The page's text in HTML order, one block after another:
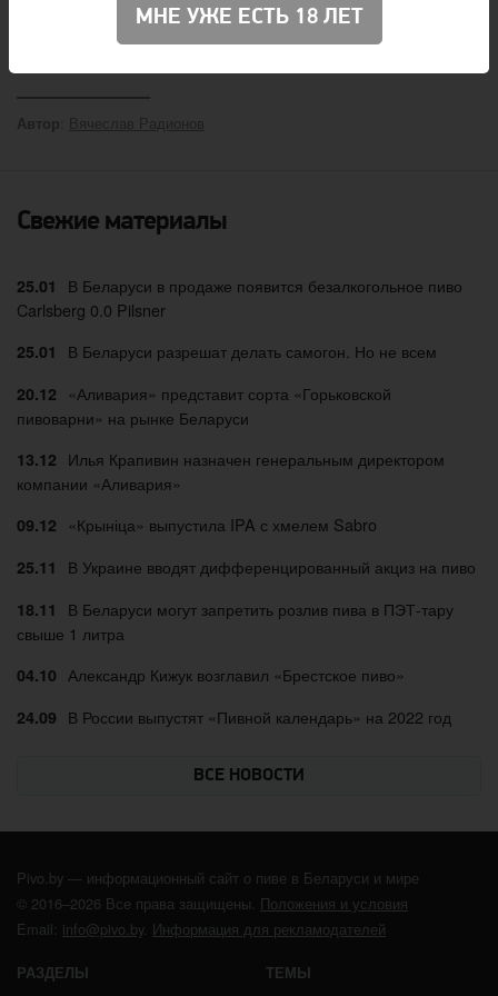
Minsk Craft Beer Fest.
Автор Вячеслав Радионов
Свежие материалы
25.01
В Беларуси в продаже появится безалкогольное пиво
Carlsberg 0.0 Pilsner
25.01 В Беларуси разрешат делать самогон. Но не всем
20.12
«Аливария» представит сорта «Горьковской
пивоварни» на рынке Беларуси
13.12 Илья Крапивин назначен генеральным директором
компании «Аливария»
09.12 «Крыніца» выпустила IPA с хмелем Sabro
25.11 В Украине вводят дифференцированный акциз на пиво
18.11
В Беларуси могут запретить розлив пива в ПЭТ-тару
свыше 1 литра
04.10 Александр Кижук возглавил «Брестское пиво»
24.09 В России выпустят «Пивной календарь» на 2022 год
ВСЕ НОВОСТИ
Pivo.by — информационный сайт о пиве в Беларуси и мире
© 2016–2026 Все права защищены. Положения и условия
Email: info@pivo.by. Информация для рекламодателей
РАЗДЕЛЫ ТЕМЫ
МНЕ УЖЕ ЕСТЬ 18 ЛЕТ